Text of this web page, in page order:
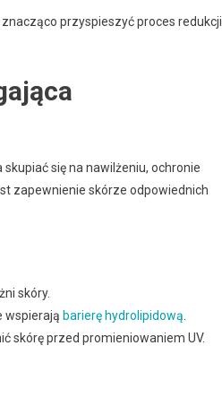
przyspieszyć proces redukcji
skupiać się na nawilżeniu, ochronie
zapewnienie skórze odpowiednich
skóry.
wspierają barierę hydrolipidową
skórę przed promieniowaniem UV.